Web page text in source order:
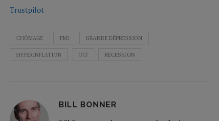
Trustpilot
CHÔMAGE FMI GRANDE DÉPRESSION
HYPERINFLATION OIT RÉCESSION
BILL BONNER